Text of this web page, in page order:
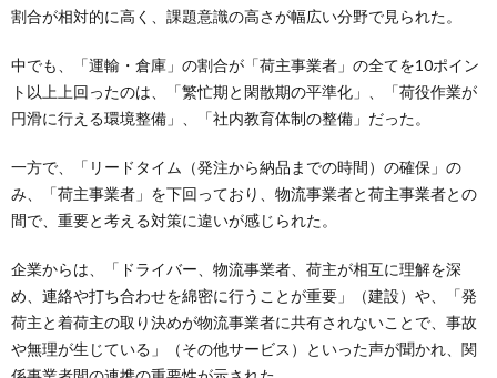
割合が相対的に高く、課題意識の高さが幅広い分野で見られた。
中でも、「運輸・倉庫」の割合が「荷主事業者」の全てを10ポイン
ト以上上回ったのは、「繁忙期と閑散期の平準化」、「荷役作業が
円滑に行える環境整備」、「社内教育体制の整備」だった。
一方で、「リードタイム（発注から納品までの時間）の確保」の
み、「荷主事業者」を下回っており、物流事業者と荷主事業者との
間で、重要と考える対策に違いが感じられた。
企業からは、「ドライバー、物流事業者、荷主が相互に理解を深
め、連絡や打ち合わせを綿密に行うことが重要」（建設）や、「発
荷主と着荷主の取り決めが物流事業者に共有されないことで、事故
や無理が生じている」（その他サービス）といった声が聞かれ、関